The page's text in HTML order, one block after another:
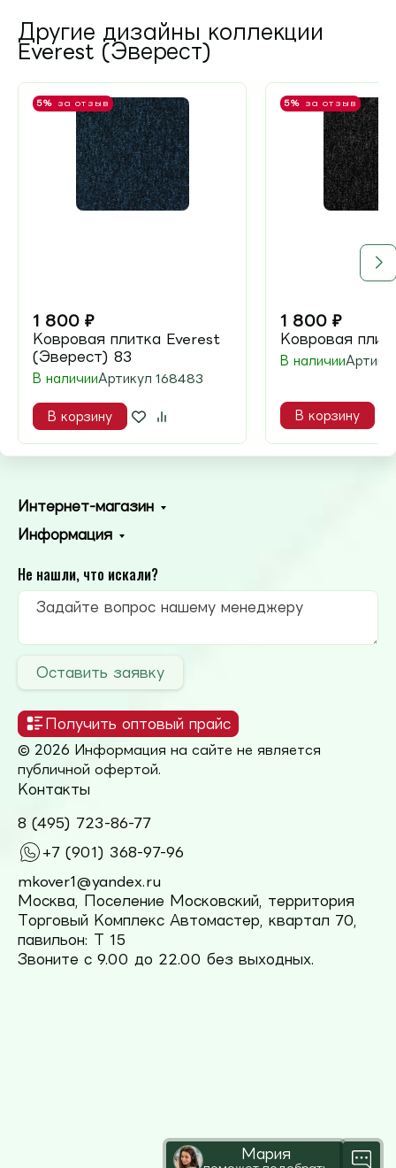
Другие дизайны коллекции
Everest (Эверест)
5% за отзыв
1 800 ₽
Ковровая плитка Everest
(Эверест) 83
В наличииАртикул 168483
В корзину
5% за отзыв
1 800 ₽
Ковровая
В наличии
В корзину
Интернет-магазин
Информация
Не нашли, что искали?
Оставить заявку
Получить оптовый прайс
© 2026 Информация на сайте не является
публичной офертой.
Контакты
8 (495) 723-86-77
+7 (901) 368-97-96
mkover1@yandex.ru
Москва, Поселение Московский, территория
Торговый Комплекс Автомастер, квартал 70,
павильон: Т 15
Звоните с 9.00 до 22.00 без выходных.
Мария